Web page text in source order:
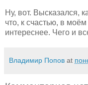
Ну, вот. Высказался,
что, к счастью, в
интереснее. Чего и
Владимир Попов at